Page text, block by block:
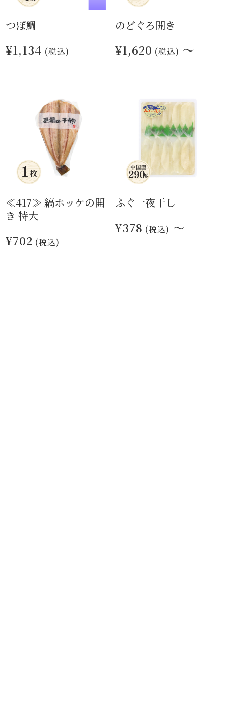
つぼ鯛
¥1,134 (税込)
のどぐろ開き
¥1,620 (税込) ～
≪417≫ 縞ホッケの開
き 特大
¥702 (税込)
ふぐ一夜干し
¥378 (税込) ～